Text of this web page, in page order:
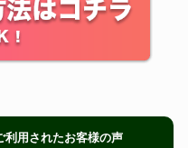
用されたお客様の声